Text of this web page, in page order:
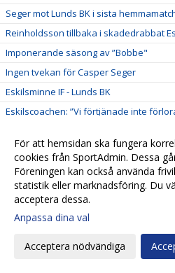
Seger mot Lunds BK i sista
Reinholdsson tillbaka i skadedrabbat
Imponerande säsong av ”Bobbe"
Ingen tvekan för Casper Seger
Eskilsminne IF - Lunds BK
Eskilscoachen: ”Vi förtjänade inte
Omtumlande tid för Lucas Ohlander
Eskilscoachen: ”Hoppas räta ut
Josef Getachew fortsätter i Eskils
Falkenbergs FF - Eskilsminne IF
Eskilscoachen varnar för Ahlafors
För att hemsidan ska fungera
cookies från SportAdmin. Dessa
Föreningen kan också använda
statistik eller marknadsföring. Du
acceptera dessa.
Anpassa dina val
Acceptera nödvändiga